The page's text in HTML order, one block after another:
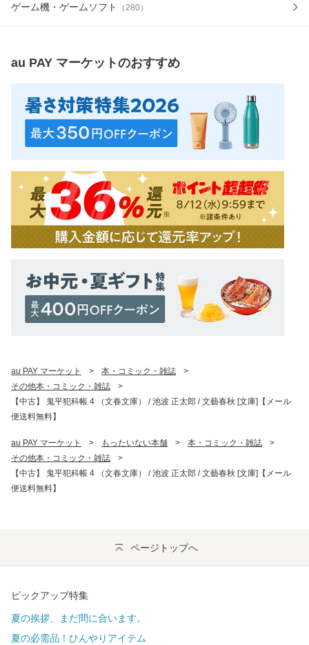
ゲーム機・ゲームソフト （280）
au PAY マーケットのおすすめ
au PAY マーケット > 本・コミック・雑誌
>
その他本・コミック・雑誌
>
【中古】 鬼平犯科帳 4 （文春文庫） / 池波 正太郎 / 文藝春秋 [文庫]【メール
便送料無料】
au PAY マーケット > もったいない本舗 > 本・コミック・雑誌
>
その他本・コミック・雑誌
>
【中古】 鬼平犯科帳 4 （文春文庫） / 池波 正太郎 / 文藝春秋 [文庫]【メール
便送料無料】
ページトップへ
ピックアップ特集
夏の挨拶、まだ間に合います。
夏の必需品！ひんやりアイテム